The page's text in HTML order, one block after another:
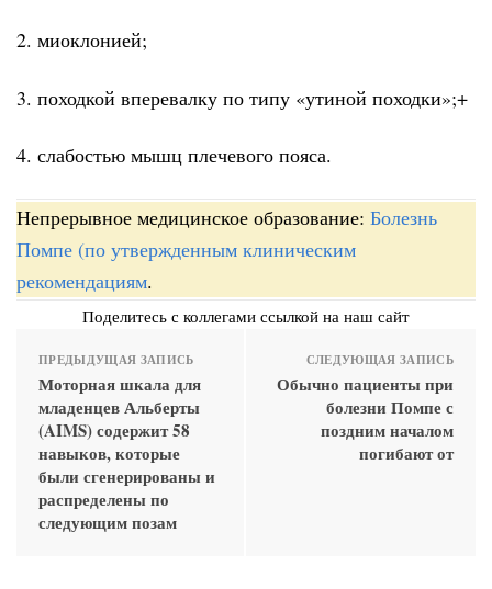
2. миоклонией;
3. походкой вперевалку по типу «утиной походки»;+
4. слабостью мышц плечевого пояса.
Непрерывное медицинское образование: Болезнь
Помпе (по утвержденным клиническим
рекомендациям.
Поделитесь с коллегами ссылкой на наш сайт
ПРЕДЫДУЩАЯ ЗАПИСЬ
Моторная шкала для
младенцев Альберты
(AIMS) содержит 58
навыков, которые
были сгенерированы и
распределены по
следующим позам
СЛЕДУЮЩАЯ ЗАПИСЬ
Обычно пациенты при
болезни Помпе с
поздним началом
погибают от